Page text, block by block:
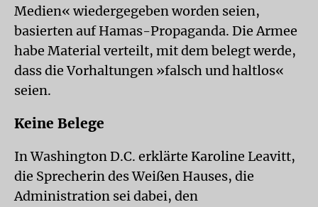
Medien« wiedergegeben worden seien,
basierten auf Hamas-Propaganda. Die Armee
habe Material verteilt, mit dem belegt werde,
dass die Vorhaltungen »falsch und haltlos«
seien.
Keine Belege
In Washington D.C. erklärte Karoline Leavitt,
die Sprecherin des Weißen Hauses, die
Administration sei dabei, den